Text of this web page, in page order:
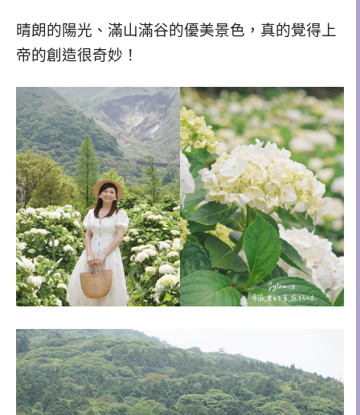
晴朗的陽光、滿山滿谷的優美景色，真的覺得上
帝的創造很奇妙！